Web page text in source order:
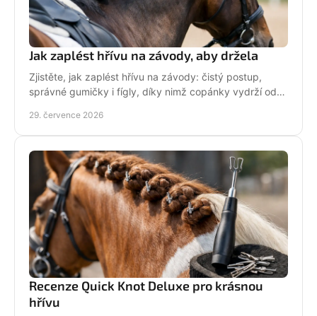
Jak zaplést hřívu na závody, aby držela
Zjistěte, jak zaplést hřívu na závody: čistý postup,
správné gumičky i fígly, díky nimž copánky vydrží od
29. července 2026
Recenze Quick Knot Deluxe pro krásnou
hřívu